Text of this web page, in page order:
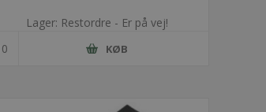
Lager: Restordre - Er på vej!
KØB